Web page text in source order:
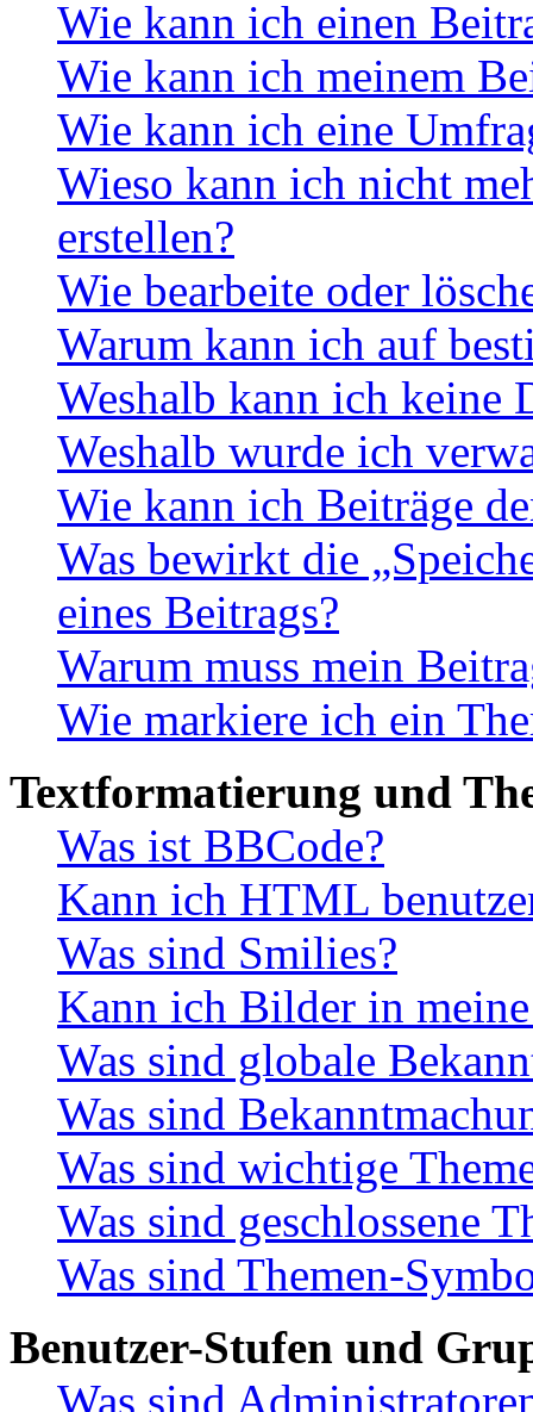
Wie kann ich einen
Wie kann ich meinem
Wie kann ich eine
Wieso kann ich nicht
erstellen?
Wie bearbeite oder
Warum kann ich auf
Weshalb kann ich keine
Weshalb wurde ich
Wie kann ich Beiträge
Was bewirkt die
eines Beitrags?
Warum muss mein
Wie markiere ich ein
Textformatierung und
Was ist BBCode?
Kann ich HTML
Was sind Smilies?
Kann ich Bilder in
Was sind globale
Was sind
Was sind wichtige
Was sind geschlossene
Was sind Themen-
Benutzer-Stufen und
Was sind